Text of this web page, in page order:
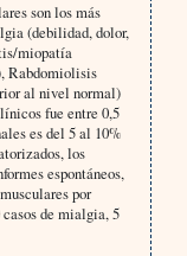
son los más
(debilidad, dolor,
miopatía
Rabdomiolisis
al nivel normal)
fue entre 0,5
es del 5 al 10%
los
espontáneos,
por
de mialgia, 5